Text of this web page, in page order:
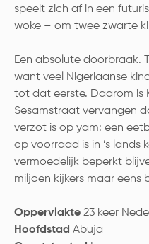
speelt zich af in een
woke – om twee zwarte
Een absolute doorbraak.
want veel Nigeriaanse
tot dat eerste. Daarom is
Sesamstraat vervangen
verzot is op yam: een
op voorraad is in ’s lands
vermoedelijk beperkt
miljoen kijkers maar eens
Oppervlakte 23 keer
Hoofdstad Abuja